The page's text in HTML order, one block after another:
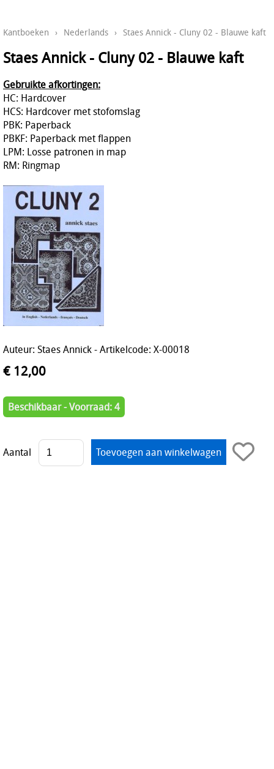
Kantboeken › Nederlands › Staes Annick - Cluny 02 - Blauwe kaft
Staes Annick - Cluny 02 - Blauwe kaft
Gebruikte afkortingen:
HC: Hardcover
HCS: Hardcover met stofomslag
PBK: Paperback
PBKF: Paperback met flappen
LPM: Losse patronen in map
RM: Ringmap
Auteur: Staes Annick - Artikelcode: X-00018
€ 12,00
Beschikbaar - Voorraad: 4
Aantal